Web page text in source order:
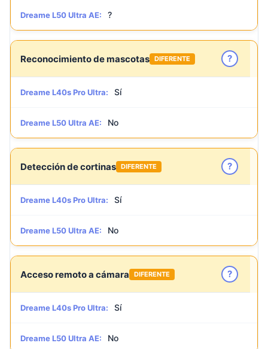
Dreame L50 Ultra AE: ?
Reconocimiento de mascotas DIFERENTE ?
Dreame L40s Pro Ultra: Sí
Dreame L50 Ultra AE: No
Detección de cortinas DIFERENTE ?
Dreame L40s Pro Ultra: Sí
Dreame L50 Ultra AE: No
Acceso remoto a cámara DIFERENTE ?
Dreame L40s Pro Ultra: Sí
Dreame L50 Ultra AE: No